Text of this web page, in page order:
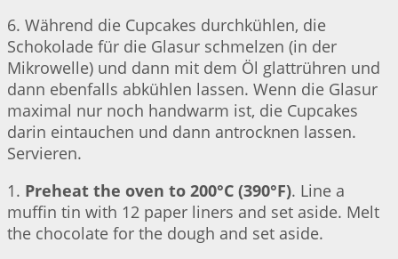
6. Während die Cupcakes durchkühlen, die
Schokolade für die Glasur schmelzen (in der
Mikrowelle) und dann mit dem Öl glattrühren und
dann ebenfalls abkühlen lassen. Wenn die Glasur
maximal nur noch handwarm ist, die Cupcakes
darin eintauchen und dann antrocknen lassen.
Servieren.
1. Preheat the oven to 200°C (390°F). Line a
muffin tin with 12 paper liners and set aside. Melt
the chocolate for the dough and set aside.